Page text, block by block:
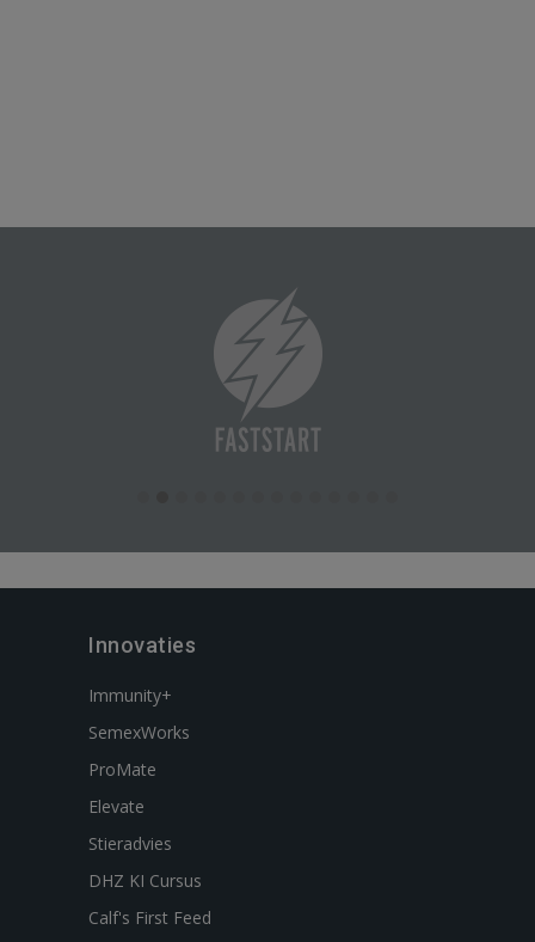
Innovaties
Immunity+
SemexWorks
ProMate
Elevate
Stieradvies
DHZ KI Cursus
Calf's First Feed